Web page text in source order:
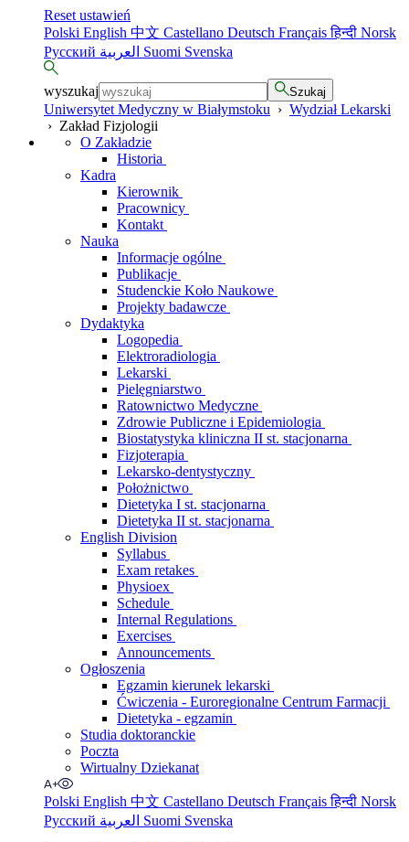
Reset ustawień
Polski English 中文 Castellano Deutsch Françaisहिन्दी Norsk
Русский
Suomi Svenska
wyszukaj Szukaj
Uniwersytet Medyczny w Białymstoku › Wydział Lekarski
› Zakład Fizjologii
O Zakładzie
Historia
Kadra
Kierownik
Pracownicy
Kontakt
Nauka
Informacje ogólne
Publikacje
Studenckie Koło Naukowe
Projekty badawcze
Dydaktyka
Logopedia
Elektroradiologia
Lekarski
Pielęgniarstwo
Ratownictwo Medyczne
Zdrowie Publiczne i Epidemiologia
Biostatystyka kliniczna II st. stacjonarna
Fizjoterapia
Lekarsko-dentystyczny
Położnictwo
Dietetyka I st. stacjonarna
Dietetyka II st. stacjonarna
English Division
Syllabus
Exam retakes
Physioex
Schedule
Internal Regulations
Exercises
Announcements
Ogłoszenia
Egzamin kierunek lekarski
Ćwiczenia - Euroregionalne Centrum Farmacji
Dietetyka - egzamin
Studia doktoranckie
Poczta
Wirtualny Dziekanat
Polski English 中文 Castellano Deutsch Françaisहिन्दी Norsk
Русский
Suomi Svenska